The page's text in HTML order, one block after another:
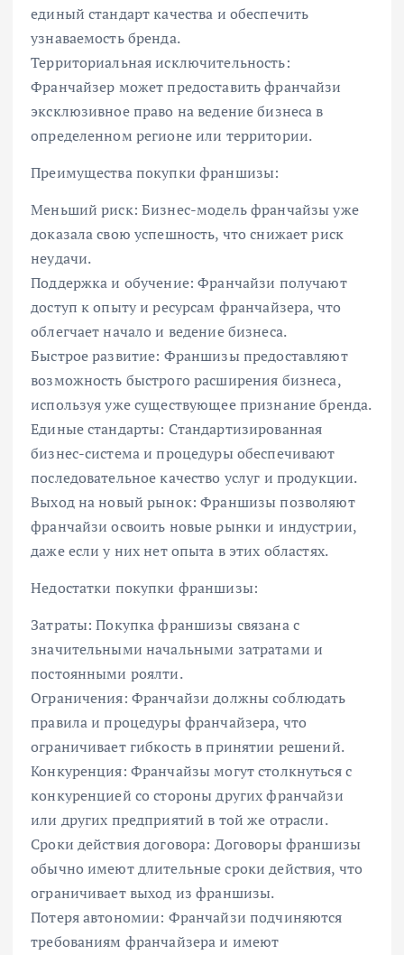
единый стандарт качества и обеспечить
узнаваемость бренда.
Территориальная исключительность:
Франчайзер может предоставить франчайзи
эксклюзивное право на ведение бизнеса в
определенном регионе или территории.
Преимущества покупки франшизы:
Меньший риск: Бизнес-модель франчайзы уже
доказала свою успешность, что снижает риск
неудачи.
Поддержка и обучение: Франчайзи получают
доступ к опыту и ресурсам франчайзера, что
облегчает начало и ведение бизнеса.
Быстрое развитие: Франшизы предоставляют
возможность быстрого расширения бизнеса,
используя уже существующее признание бренда.
Единые стандарты: Стандартизированная
бизнес-система и процедуры обеспечивают
последовательное качество услуг и продукции.
Выход на новый рынок: Франшизы позволяют
франчайзи освоить новые рынки и индустрии,
даже если у них нет опыта в этих областях.
Недостатки покупки франшизы:
Затраты: Покупка франшизы связана с
значительными начальными затратами и
постоянными роялти.
Ограничения: Франчайзи должны соблюдать
правила и процедуры франчайзера, что
ограничивает гибкость в принятии решений.
Конкуренция: Франчайзы могут столкнуться с
конкуренцией со стороны других франчайзи
или других предприятий в той же отрасли.
Сроки действия договора: Договоры франшизы
обычно имеют длительные сроки действия, что
ограничивает выход из франшизы.
Потеря автономии: Франчайзи подчиняются
требованиям франчайзера и имеют